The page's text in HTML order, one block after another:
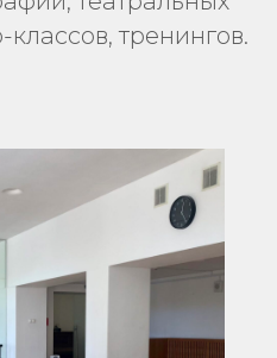
тренингов.